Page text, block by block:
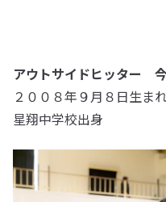
アウトサイドヒッター 今
２００８年９月８日生ま
星翔中学校出身